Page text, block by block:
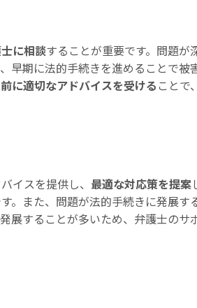
に相談することが重要です。問題
早期に法的手続きを進めることで
に適切なアドバイスを受ける ことで
イスを提供し、 最適な対応策を提案
。また、問題が法的手続きに発展
展することが多いため、弁護士の